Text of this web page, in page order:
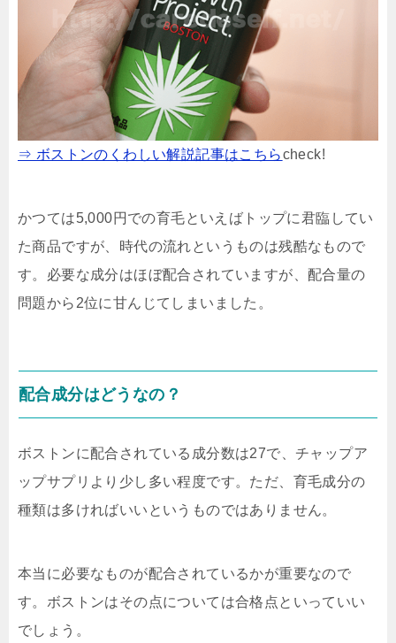
⇒ ボストンのくわしい解説記事はこちらcheck!
かつては5,000円での育毛といえばトップに君臨してい
た商品ですが、時代の流れというものは残酷なもので
す。必要な成分はほぼ配合されていますが、配合量の
問題から2位に甘んじてしまいました。
配合成分はどうなの？
ボストンに配合されている成分数は27で、チャップア
ップサプリより少し多い程度です。ただ、育毛成分の
種類は多ければいいというものではありません。
本当に必要なものが配合されているかが重要なので
す。ボストンはその点については合格点といっていい
でしょう。